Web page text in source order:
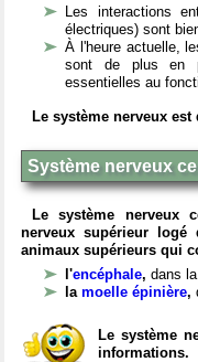
Les interactions
électriques) sont
À l'heure actuelle,
sont de plus en
essentielles au
Le système nerveux
Système nerveux
Le système nerveux
nerveux supérieur logé
animaux supérieurs qui
l'encéphale, dans
la moelle épinière,
Le système
informations.